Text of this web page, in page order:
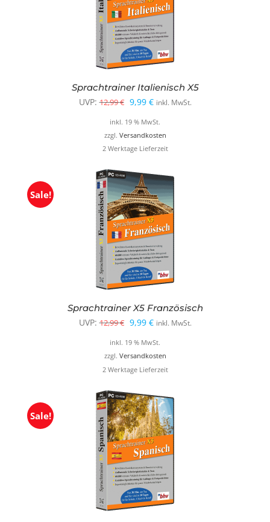
Sprachtrainer Italienisch X5
UVP: 12,99€ Ursprünglicher
Preis
war:
12,99 €
9,99 €Aktueller
Preis
ist:
9,99 €.
inkl. MwSt.
inkl. 19 % MwSt.
zzgl. Versandkosten
2 Werktage Lieferzeit
Sale!
Sprachtrainer X5 Französisch
UVP: 12,99€ Ursprünglicher
Preis
war:
12,99 €
9,99 €Aktueller
Preis
ist:
9,99 €.
inkl. MwSt.
inkl. 19 % MwSt.
zzgl. Versandkosten
2 Werktage Lieferzeit
Sale!